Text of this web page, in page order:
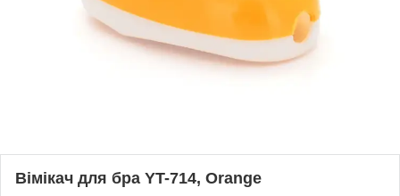
Вімікач для бра YT-714, Orange